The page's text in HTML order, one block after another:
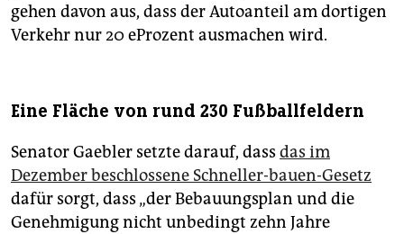
gehen davon aus, dass der Autoanteil am dortigen
Verkehr nur 20 eProzent ausmachen wird.
Eine Fläche von rund 230 Fußballfeldern
Senator Gaebler setzte darauf, dass das im
Dezember beschlossene Schneller-bauen-Gesetz
dafür sorgt, dass „der Bebauungsplan und die
Genehmigung nicht unbedingt zehn Jahre